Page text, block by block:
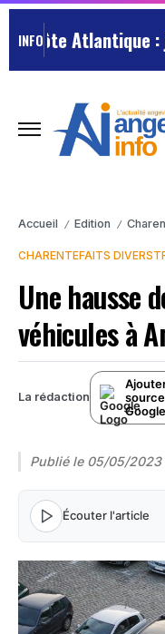
INFOAtlantique :
Accueil / Edition /
CHARENTEFAITS DIVERS
Une hausse
véhicules à
La rédaction
Google
Publié le 05/05/2023
Écouter l'article